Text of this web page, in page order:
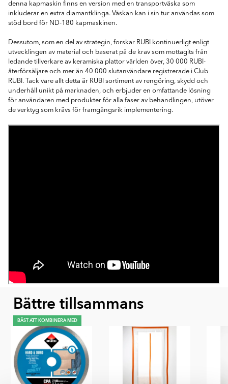
denna kapmaskin finns en version med en transportväska som
inkluderar en extra diamantklinga. Väskan kan i sin tur användas som
stöd bord för ND-180 kapmaskinen.
Dessutom, som en del av strategin, forskar RUBI kontinuerligt enligt
utvecklingen av material och baserat på de krav som mottagits från
ledande tillverkare av keramiska plattor världen över, 30 000 RUBI-
återförsäljare och mer än 40 000 slutanvändare registrerade i Club
RUBI. Tack vare allt detta är RUBI sortiment av rengöring, skydd och
underhåll unikt på marknaden, och erbjuder en omfattande lösning
för användaren med produkter för alla faser av behandlingen, utöver
de verktyg som krävs för framgångsrik implementering.
Bättre tillsammans
BÄST ATT KOMBINERA MED